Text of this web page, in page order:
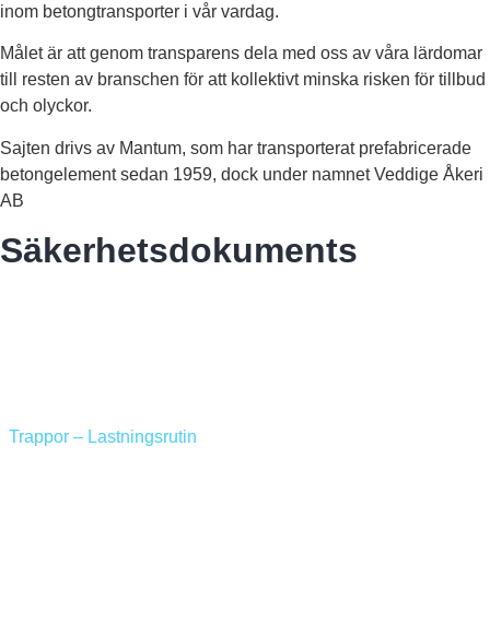
inom betongtransporter i vår vardag.
Målet är att genom transparens dela med oss av våra lärdomar
till resten av branschen för att kollektivt minska risken för tillbud
och olyckor.
Sajten drivs av Mantum, som har transporterat prefabricerade
betongelement sedan 1959, dock under namnet Veddige Åkeri
AB
Säkerhetsdokuments
Trappor – Lastningsrutin